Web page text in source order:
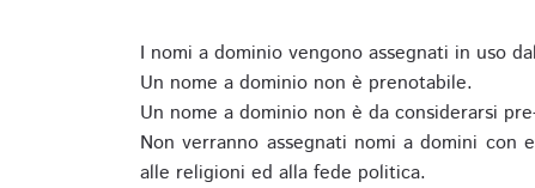
I nomi a dominio vengono assegnati in uso
Un nome a dominio non è prenotabile.
Un nome a dominio non è da considerarsi
Non verranno assegnati nomi a domini
alle religioni ed alla fede politica.